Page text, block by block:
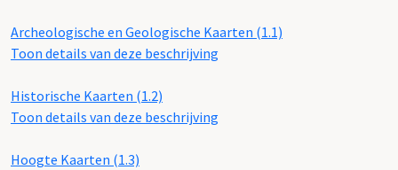
Archeologische en Geologische Kaarten (1.1)
Toon details van deze beschrijving
Historische Kaarten (1.2)
Toon details van deze beschrijving
Hoogte Kaarten (1.3)